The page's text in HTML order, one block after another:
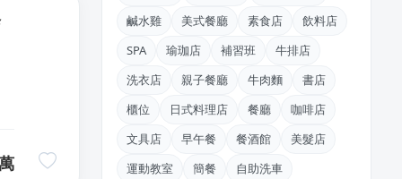
韓X勳
新北市｜預算 10萬~30萬元
鹹水雞
美式餐廳 素食店
飲料店
SPA
瑜珈店 補習班
牛排店
洗衣店
親子餐廳 牛肉麵
書店
櫃位
日式料理店 餐廳
咖啡店
文具店
早午餐 餐酒館
美髮店
運動教室
簡餐 自助洗車